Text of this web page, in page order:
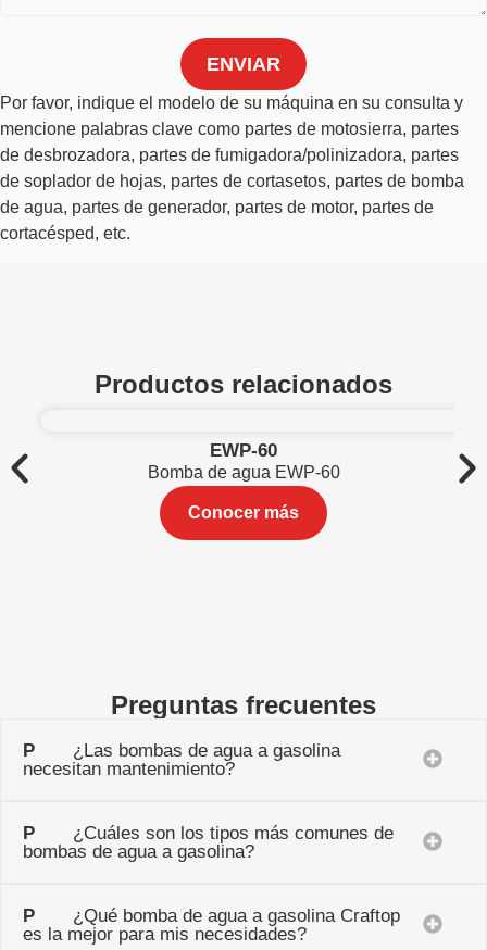
ENVIAR
Por favor, indique el modelo de su máquina en su consulta y
mencione palabras clave como partes de motosierra, partes
de desbrozadora, partes de fumigadora/polinizadora, partes
de soplador de hojas, partes de cortasetos, partes de bomba
de agua, partes de generador, partes de motor, partes de
cortacésped, etc.
Productos relacionados
EWP-60
Bomba de agua EWP-60
Conocer más
Preguntas frecuentes
P ¿Las bombas de agua a gasolina
necesitan mantenimiento?
P ¿Cuáles son los tipos más comunes de
bombas de agua a gasolina?
P ¿Qué bomba de agua a gasolina Craftop
es la mejor para mis necesidades?